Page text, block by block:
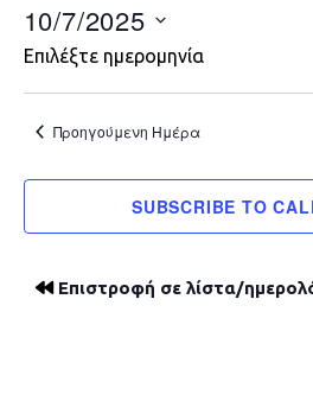
10/7/2025
Επιλέξτε ημερομηνία
Προηγούμενη Ημέρα
SUBSCRIBE TO
Επιστροφή σε λίστα/